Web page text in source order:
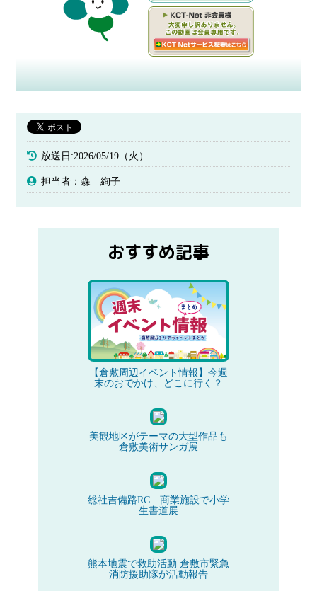
放送日:2026/05/19（火）
担当者：森 絢子
おすすめ記事
【倉敷周辺イベント情報】今週
末のおでかけ、どこに行く？
美観地区がテーマの大型作品も
倉敷美術サンガ展
総社吉備路RC 商業施設で小学
生書道展
熊本地震で救助活動 倉敷市緊急
消防援助隊が活動報告